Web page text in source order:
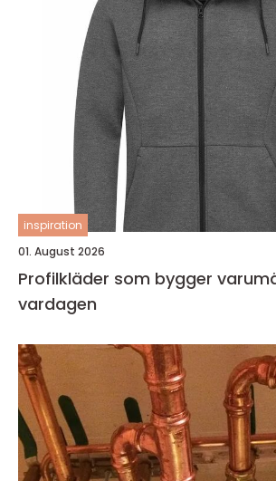
inspiration
01. August 2026
Profilkläder som bygger
vardagen